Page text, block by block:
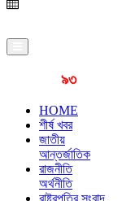
৯৩বছর
HOME
শীর্ষ খবর
জাতীয়
আন্তর্জাতিক
রাজনীতি
অর্থনীতি